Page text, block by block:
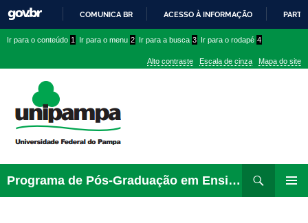
PARA
CONTEÚDO
COMUNICA BR ACESSO À INFORMAÇÃO
conteúdo
menu
superior
menu
Ir para o conteúdo 1 Ir para o menu 2 Ir para a busca 3 Ir para o rodapé 4
Alto contraste Escala de cinza Mapa do site
Programa de Pós-Graduação em Ensino
para